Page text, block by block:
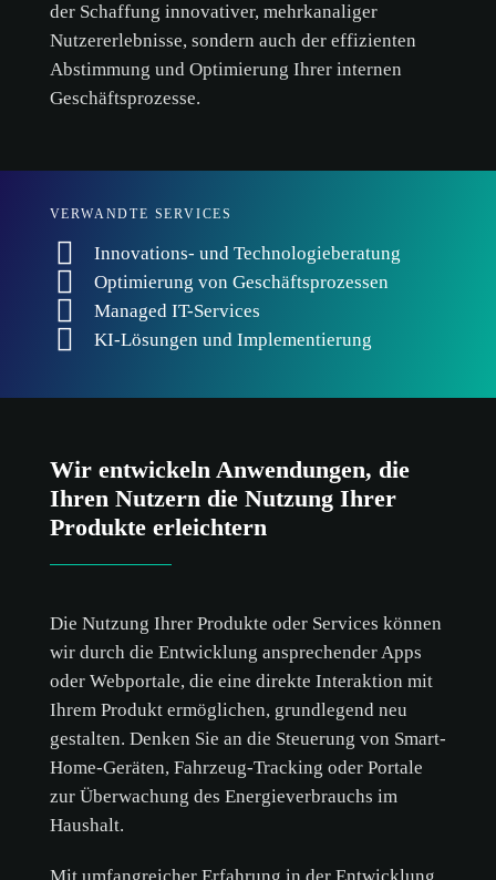
der Schaffung innovativer, mehrkanaliger
Nutzererlebnisse, sondern auch der effizienten
Abstimmung und Optimierung Ihrer internen
Geschäftsprozesse.
VERWANDTE SERVICES
Innovations- und Technologieberatung
Optimierung von Geschäftsprozessen
Managed IT-Services
KI-Lösungen und Implementierung
Wir entwickeln Anwendungen, die
Ihren Nutzern die Nutzung Ihrer
Produkte erleichtern
Die Nutzung Ihrer Produkte oder Services können
wir durch die Entwicklung ansprechender Apps
oder Webportale, die eine direkte Interaktion mit
Ihrem Produkt ermöglichen, grundlegend neu
gestalten. Denken Sie an die Steuerung von Smart-
Home-Geräten, Fahrzeug-Tracking oder Portale
zur Überwachung des Energieverbrauchs im
Haushalt.